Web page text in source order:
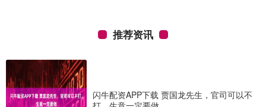
推荐资讯
闪牛配资APP下载 贾国龙先生，官司可以不